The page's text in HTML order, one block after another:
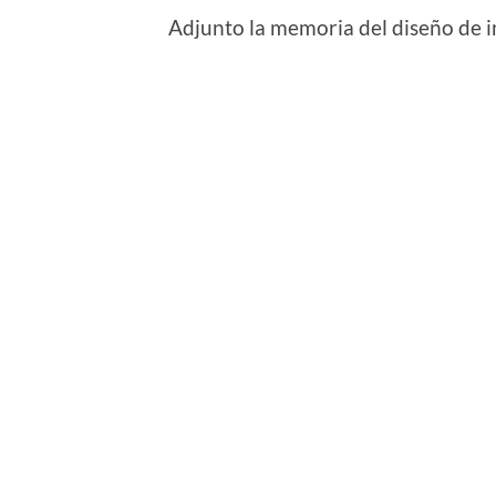
Adjunto la memoria del diseño de